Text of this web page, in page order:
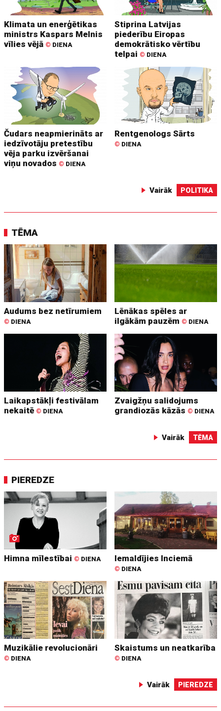
Klimata un enerģētikas
ministrs Kaspars Melnis
vīlies vējā © DIENA
Stiprina Latvijas
piederību Eiropas
demokrātisko vērtību
telpai © DIENA
Čudars neapmierināts ar
iedzīvotāju pretestību
vēja parku izvēršanai
viņu novados © DIENA
Rentgenologs Sārts
© DIENA
Vairāk POLITIKA
TĒMA
Audums bez netīrumiem
© DIENA
Lēnākas spēles ar
ilgākām pauzēm © DIENA
Laikapstākļi festivālam
nekaitē © DIENA
Zvaigžņu salidojums
grandiozās kāzās © DIENA
Vairāk TĒMA
PIEREDZE
Himna mīlestībai © DIENA Iemaldījies Inciemā
© DIENA
Muzikālie revolucionāri
© DIENA
Skaistums un neatkarība
© DIENA
Vairāk PIEREDZE